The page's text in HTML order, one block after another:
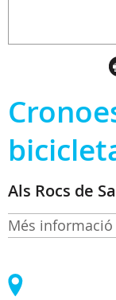
Als Rocs de
Més